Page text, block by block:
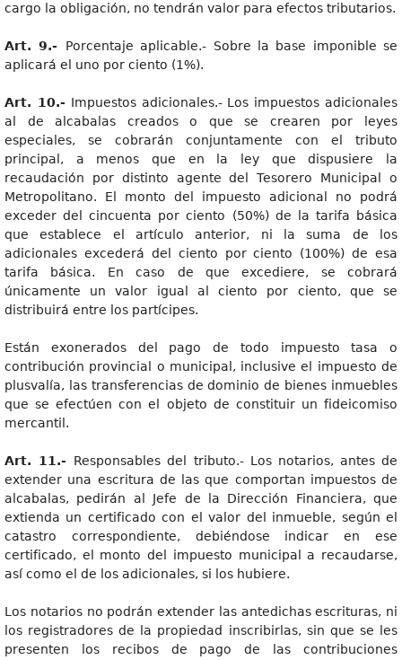
cargo la obligación, no tendrán valor para efectos tributarios.
Art. 9.- Porcentaje aplicable.- Sobre la base imponible se
aplicará el uno por ciento (1%).
Art. 10.- Impuestos adicionales.- Los impuestos adicionales
al de alcabalas creados o que se crearen por leyes
especiales, se cobrarán conjuntamente con el tributo
principal, a menos que en la ley que dispusiere la
recaudación por distinto agente del Tesorero Municipal o
Metropolitano. El monto del impuesto adicional no podrá
exceder del cincuenta por ciento (50%) de la tarifa básica
que establece el artículo anterior, ni la suma de los
adicionales excederá del ciento por ciento (100%) de esa
tarifa básica. En caso de que excediere, se cobrará
únicamente un valor igual al ciento por ciento, que se
distribuirá entre los partícipes.
Están exonerados del pago de todo impuesto tasa o
contribución provincial o municipal, inclusive el impuesto de
plusvalía, las transferencias de dominio de bienes inmuebles
que se efectúen con el objeto de constituir un fideicomiso
mercantil.
Art. 11.- Responsables del tributo.- Los notarios, antes de
extender una escritura de las que comportan impuestos de
alcabalas, pedirán al Jefe de la Dirección Financiera, que
extienda un certificado con el valor del inmueble, según el
catastro correspondiente, debiéndose indicar en ese
certificado, el monto del impuesto municipal a recaudarse,
así como el de los adicionales, si los hubiere.
Los notarios no podrán extender las antedichas escrituras, ni
los registradores de la propiedad inscribirlas, sin que se les
presenten los recibos de pago de las contribuciones